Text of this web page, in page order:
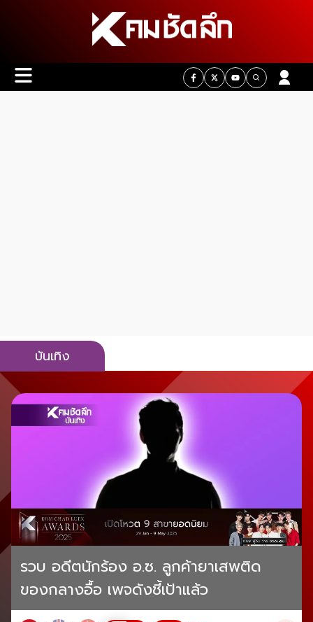
บันเทิง
รวบ อดีตนักร้อง อ.ซ. ลูกค้ายาเสพติด
ของกลางอื้อ เพจดังชี้เป้าแล้ว